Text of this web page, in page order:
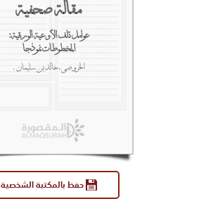
حفظ بالمكتبة الشخصية
مقالة صحفية
عوامل تلف الأوعية الورقية:
المخطوطات نموذجا
الخروصي، خالد بن سليمان.